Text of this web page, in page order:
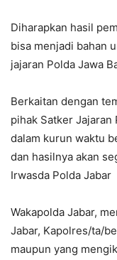
Diharapkan hasil
bisa menjadi bahan
jajaran Polda Jawa
Berkaitan dengan
pihak Satker Jajaran
dalam kurun waktu
dan hasilnya akan
Irwasda Polda Jabar
Wakapolda Jabar,
Jabar, Kapolres/ta/
maupun yang